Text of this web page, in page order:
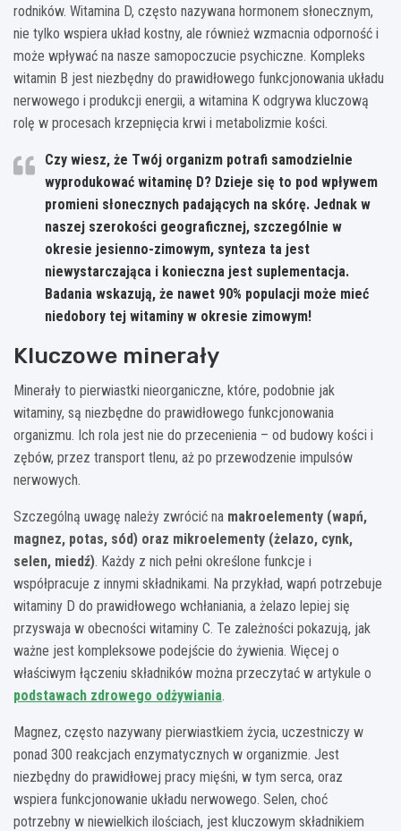
rodników. Witamina D, często nazywana hormonem słonecznym,
nie tylko wspiera układ kostny, ale również wzmacnia odporność i
może wpływać na nasze samopoczucie psychiczne. Kompleks
witamin B jest niezbędny do prawidłowego funkcjonowania układu
nerwowego i produkcji energii, a witamina K odgrywa kluczową
rolę w procesach krzepnięcia krwi i metabolizmie kości.
Czy wiesz, że Twój organizm potrafi samodzielnie
wyprodukować witaminę D? Dzieje się to pod wpływem
promieni słonecznych padających na skórę. Jednak w
naszej szerokości geograficznej, szczególnie w
okresie jesienno-zimowym, synteza ta jest
niewystarczająca i konieczna jest suplementacja.
Badania wskazują, że nawet 90% populacji może mieć
niedobory tej witaminy w okresie zimowym!
Kluczowe minerały
Minerały to pierwiastki nieorganiczne, które, podobnie jak
witaminy, są niezbędne do prawidłowego funkcjonowania
organizmu. Ich rola jest nie do przecenienia – od budowy kości i
zębów, przez transport tlenu, aż po przewodzenie impulsów
nerwowych.
Szczególną uwagę należy zwrócić na makroelementy (wapń,
magnez, potas, sód) oraz mikroelementy (żelazo, cynk,
selen, miedź). Każdy z nich pełni określone funkcje i
współpracuje z innymi składnikami. Na przykład, wapń potrzebuje
witaminy D do prawidłowego wchłaniania, a żelazo lepiej się
przyswaja w obecności witaminy C. Te zależności pokazują, jak
ważne jest kompleksowe podejście do żywienia. Więcej o
właściwym łączeniu składników można przeczytać w artykule o
podstawach zdrowego odżywiania.
Magnez, często nazywany pierwiastkiem życia, uczestniczy w
ponad 300 reakcjach enzymatycznych w organizmie. Jest
niezbędny do prawidłowej pracy mięśni, w tym serca, oraz
wspiera funkcjonowanie układu nerwowego. Selen, choć
potrzebny w niewielkich ilościach, jest kluczowym składnikiem